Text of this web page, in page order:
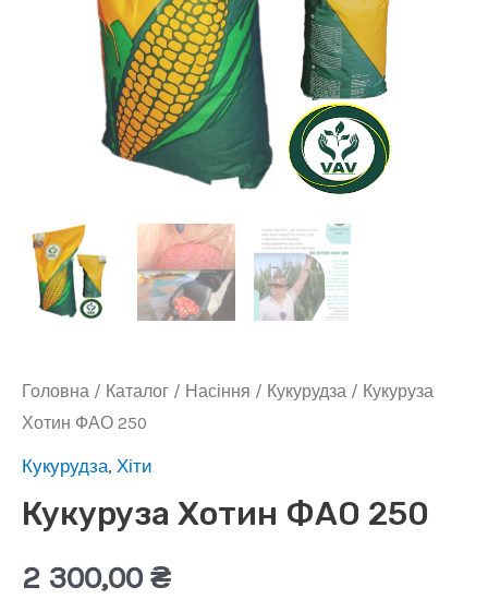
Головна / Каталог / Насіння / Кукурудза / Кукуруза
Хотин ФАО 250
Кукурудза, Хіти
Кукуруза Хотин ФАО 250
2 300,00₴